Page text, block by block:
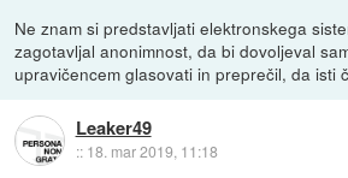
Ne znam si predstavljati elektronskega
zagotavljal anonimnost, da bi dovoljeval
upravičencem glasovati in preprečil, da isti
Leaker49
:: 18. mar 2019, 11:18